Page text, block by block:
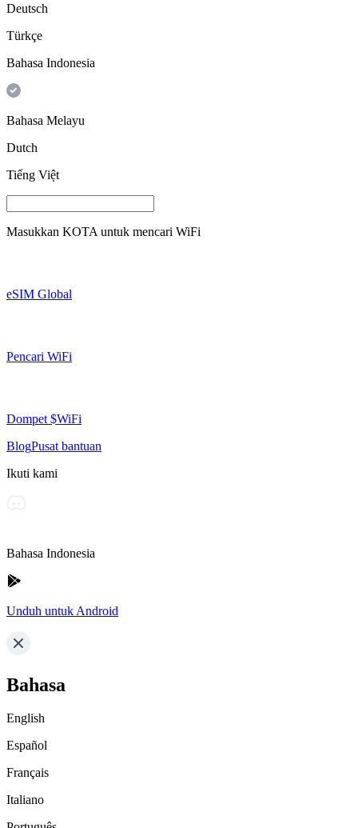
Deutsch
Türkçe
Bahasa Indonesia
Bahasa Melayu
Dutch
Tiếng Việt
Masukkan KOTA untuk mencari WiFi
eSIM Global
Pencari WiFi
Dompet $WiFi
BlogPusat bantuan
Ikuti kami
Bahasa Indonesia
Unduh untuk Android
Bahasa
English
Español
Français
Italiano